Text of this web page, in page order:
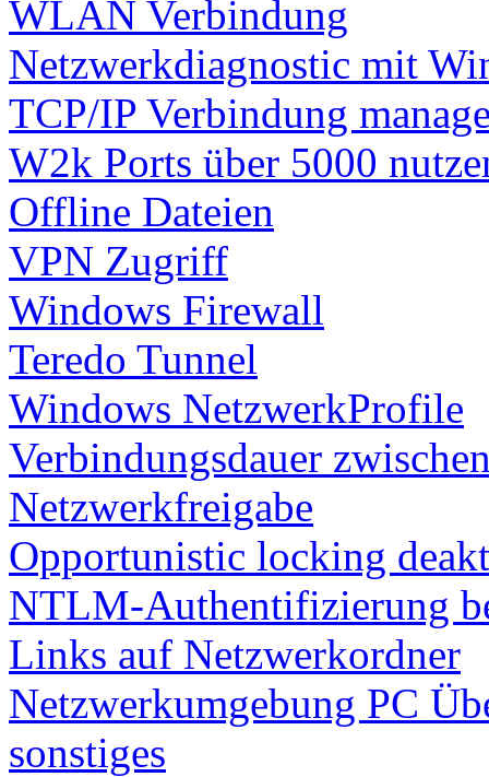
WLAN Verbindung
Netzwerkdiagnostic mit
TCP/IP Verbindung
W2k Ports über 5000
Offline Dateien
VPN Zugriff
Windows Firewall
Teredo Tunnel
Windows NetzwerkProfile
Verbindungsdauer
Netzwerkfreigabe
Opportunistic locking
NTLM-Authentifizierung
Links auf Netzwerkordner
Netzwerkumgebung PC
sonstiges